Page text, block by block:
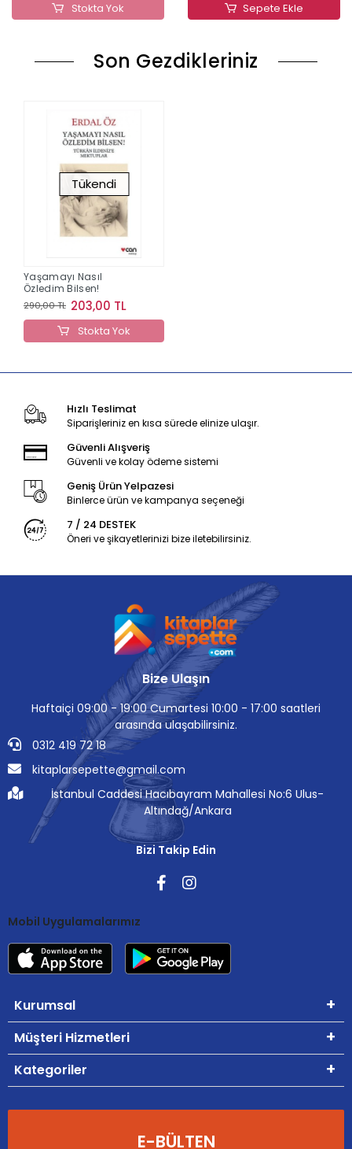
Stokta Yok Sepete Ekle
Son Gezdikleriniz
Tükendi
Yaşamayı Nasıl
Özledim Bilsen!
290,00 TL 203,00 TL
Stokta Yok
Hızlı Teslimat
Siparişleriniz en kısa sürede elinize ulaşır.
Güvenli Alışveriş
Güvenli ve kolay ödeme sistemi
Geniş Ürün Yelpazesi
Binlerce ürün ve kampanya seçeneği
7 / 24 DESTEK
Öneri ve şikayetlerinizi bize iletebilirsiniz.
Bize Ulaşın
Haftaiçi 09:00 - 19:00 Cumartesi 10:00 - 17:00 saatleri
arasında ulaşabilirsiniz.
0312 419 72 18
kitaplarsepette@gmail.com
İstanbul Caddesi Hacıbayram Mahallesi No:6 Ulus-
Altındağ/Ankara
Bizi Takip Edin
Mobil Uygulamalarımız
Kurumsal
Müşteri Hizmetleri
Kategoriler
E-BÜLTEN